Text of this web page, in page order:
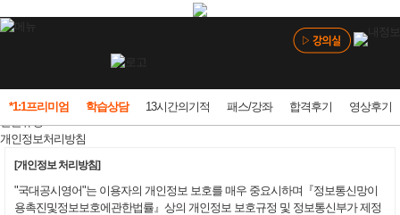
*1:1프리미엄 학습상담 13시간의기적 패스/강좌 합격후기 영상후기
고객센터
이용약관
환불규정
개인정보처리방침
[개인정보 처리방침]
"국대공시영어"는 이용자의 개인정보 보호를 매우 중요시하며『정보통신망이
용촉진및정보보호에관한법률』상의 개인정보 보호규정 및 정보통신부가 제정